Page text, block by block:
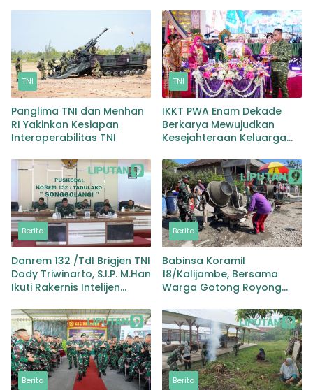
TNI
Panglima TNI dan Menhan
RI Yakinkan Kesiapan
Interoperabilitas TNI
TNI
IKKT PWA Enam Dekade
Berkarya Mewujudkan
Kesejahteraan Keluarga
Berita
Danrem 132 /Tdl Brigjen TNI
Dody Triwinarto, S.I.P. M.Han
Ikuti Rakernis Intelijen
2024
Berita
Babinsa Koramil
18/Kalijambe, Bersama
Warga Gotong Royong
Berita Berita